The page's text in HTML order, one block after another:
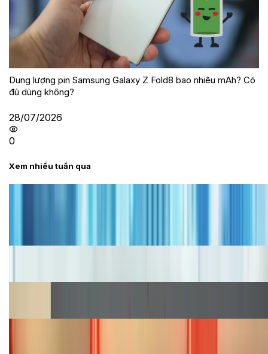
Dung lượng pin Samsung Galaxy Z Fold8 bao nhiêu mAh? Có
đủ dùng không?
28/07/2026
0
Xem nhiều tuần qua